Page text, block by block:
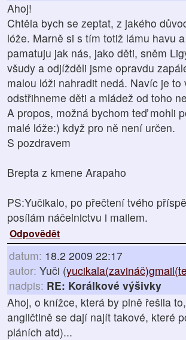
Ahoj!
Chtěla bych se zeptat, z jakého
lóže. Marně si s tím totiž lámu havu
pamatuju jak nás, jako děti, sněm
všudy a odjížděli jsme opravdu
malou lóži nahradit nedá. Navíc je
odstřihneme děti a mládež od toho
A propos, možná bychom teď mohli
malé lóže:) když pro ně není určen.
S pozdravem
Brepta z kmene Arapaho
PS:Yučikalo, po přečtení tvého
posílám náčelnictvu i mailem.
Odpovědět
datum: 18.2 2009 22:17
autor: Yuči (
nadpis: RE: Korálkové výšivky
Ahoj, o knížce, která by plně řešila
angličtině se dají najít takové, které
pláních atd)...